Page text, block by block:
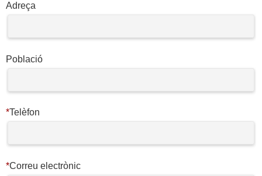
Adreça
Població
*Telèfon
*Correu electrònic